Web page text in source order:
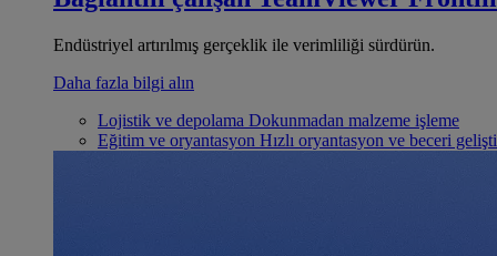
Endüstriyel artırılmış gerçeklik ile verimliliği sürdürün.
Daha fazla bilgi alın
Lojistik ve depolama Dokunmadan malzeme işleme
Eğitim ve oryantasyon Hızlı oryantasyon ve beceri